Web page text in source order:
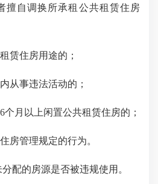
擅自调换所承租公共租赁住房
赁住房用途的；
从事违法活动的；
个月以上闲置公共租赁住房的；
房管理规定的行为。
分配的房源是否被违规使用。